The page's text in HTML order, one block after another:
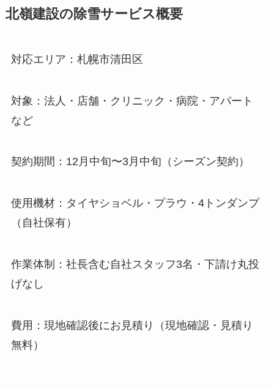
北嶺建設の除雪サービス概要
対応エリア：札幌市清田区
対象：法人・店舗・クリニック・病院・アパート
など
契約期間：12月中旬〜3月中旬（シーズン契約）
使用機材：タイヤショベル・プラウ・4トンダンプ
（自社保有）
作業体制：社長含む自社スタッフ3名・下請け丸投
げなし
費用：現地確認後にお見積り（現地確認・見積り
無料）